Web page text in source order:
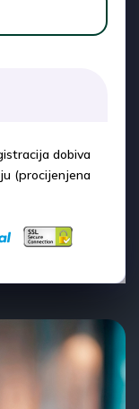
dobiva
(procijenjena